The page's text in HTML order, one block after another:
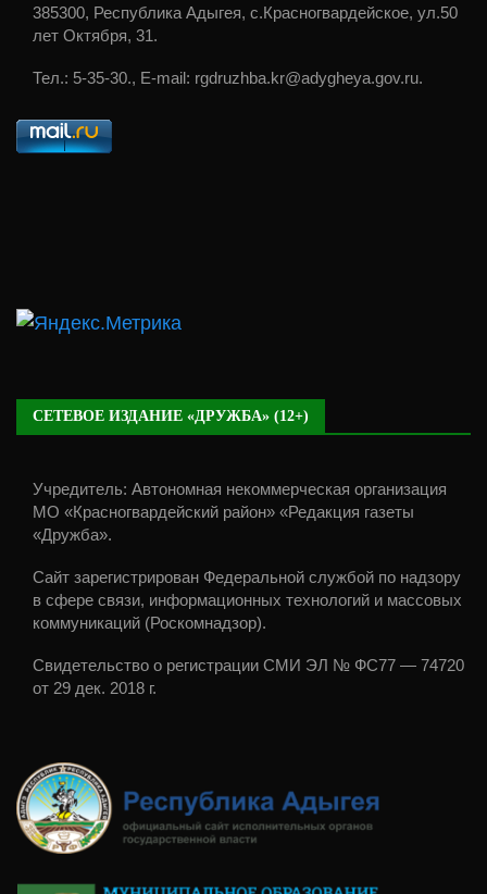
385300, Республика Адыгея, с.Красногвардейское, ул.50
лет Октября, 31.
Тел.: 5-35-30., E-mail: rgdruzhba.kr@adygheya.gov.ru.
СЕТЕВОЕ ИЗДАНИЕ «ДРУЖБА» (12+)
Учредитель: Автономная некоммерческая организация
МО «Красногвардейский район» «Редакция газеты
«Дружба».
Сайт зарегистрирован Федеральной службой по надзору
в сфере связи, информационных технологий и массовых
коммуникаций (Роскомнадзор).
Свидетельство о регистрации СМИ ЭЛ № ФС77 — 74720
от 29 дек. 2018 г.